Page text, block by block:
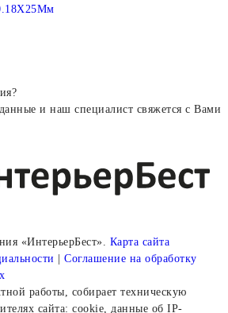
и наш специалист свяжется с Вами
«ИнтерьерБест». Карта сайта
| Соглашение на обработку
работы, собирает техническую
сайта: cookie, данные об IP-